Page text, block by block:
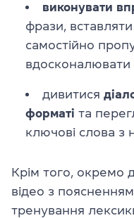
виконувати
фрази,
самостійно
дивитися
форматі та
ключові слова з
Крім того, окремо
відео з
тренування